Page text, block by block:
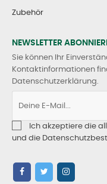
Zubehör
NEWSLETTER
Sie können Ihr
Kontaktinformationen
Datenschutzerklärung.
Ich akzeptiere die
und die